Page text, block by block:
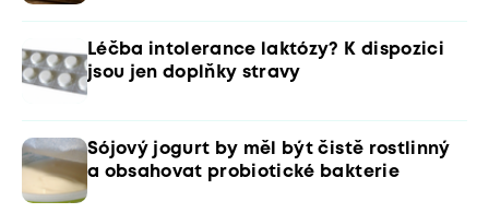
Léčba intolerance laktózy? K dispozici
jsou jen doplňky stravy
Sójový jogurt by měl být čistě rostlinný
a obsahovat probiotické bakterie